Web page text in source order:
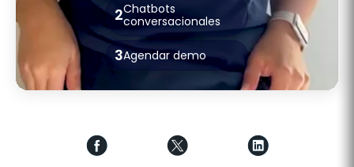
2Chatbots
conversacionales
3Agendar demo